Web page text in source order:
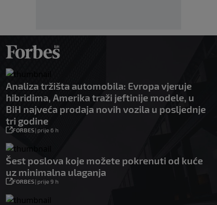
Analiza tržišta automobila: Evropa vjeruje
hibridima, Amerika traži jeftinije modele, u
BiH najveća prodaja novih vozila u posljednje
tri godine
FORBES| prije 6 h
Šest poslova koje možete pokrenuti od kuće
uz minimalna ulaganja
FORBES| prije 9 h